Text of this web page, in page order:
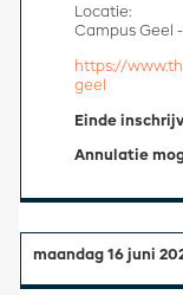
Locatie:
Campus Geel
https://
geel
Einde
Annulatie
maandag 16 juni